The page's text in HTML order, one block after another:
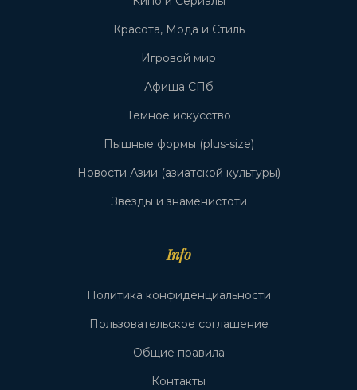
Красота, Мода и Стиль
Игровой мир
Афиша СПб
Тёмное искусство
Пышные формы (plus-size)
Новости Азии (азиатской культуры)
Звёзды и знаменистоти
Info
Политика конфиденциальности
Пользовательское соглашение
Общие правила
Контакты